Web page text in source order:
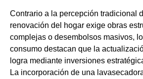
Contrario a la percepción tradicional
renovación del hogar exige obras
complejas o desembolsos masivos,
consumo destacan que la
logra mediante inversiones
La incorporación de una